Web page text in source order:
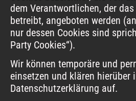
dem Verantwortlichen, der
betreibt, angeboten werden
nur dessen Cookies sind
Party Cookies“).
Wir können temporäre und
einsetzen und klären hierüber
Datenschutzerklärung auf.